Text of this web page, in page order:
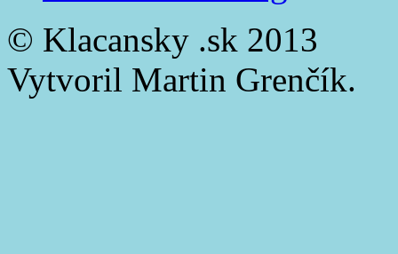
© Klacansky .sk 2013
Vytvoril Martin Grenčík.